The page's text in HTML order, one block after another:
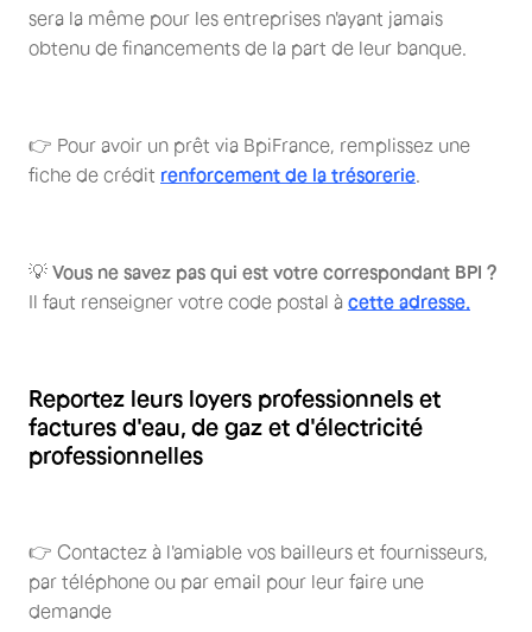
sera la même pour les entreprises n'ayant jamais
obtenu de financements de la part de leur banque.
👉 Pour avoir un prêt via BpiFrance, remplissez une
fiche de crédit renforcement de la trésorerie
💡 Vous ne savez pas qui est votre correspondant BPI ?
Il faut renseigner votre code postal à cette adresse.
Reportez leurs loyers professionnels et
factures d'eau, de gaz et d'électricité
professionnelles
👉 Contactez à l'amiable vos bailleurs et fournisseurs,
par téléphone ou par email pour leur faire une
demande